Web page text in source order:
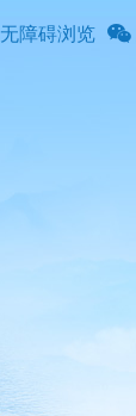
无障碍浏览